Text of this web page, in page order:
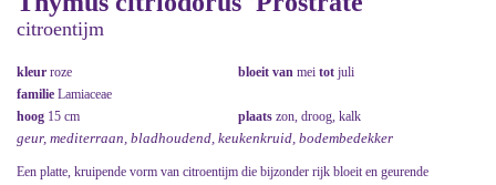
citroentijm
kleur roze bloeit van mei tot juli
familie Lamiaceae
hoog 15 cm plaats zon, droog, kalk
geur, mediterraan, bladhoudend, keukenkruid, bodembedekker
Een platte, kruipende vorm van citroentijm die bijzonder rijk bloeit en geurende